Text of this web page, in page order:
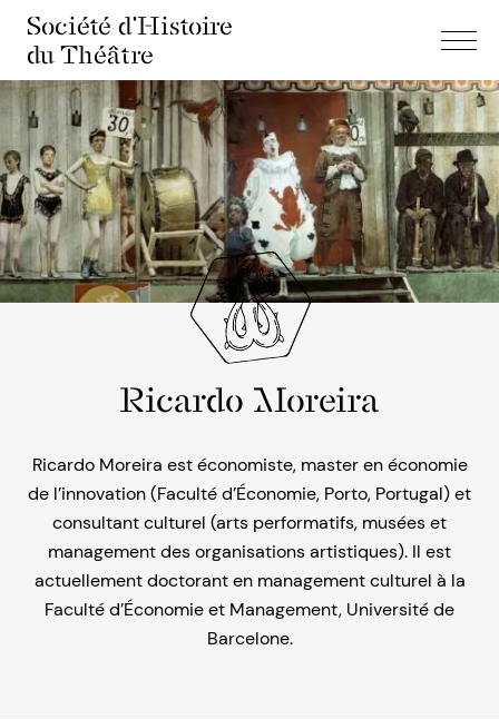
Société d'Histoire
du Théâtre
Ricardo Moreira
Ricardo Moreira est économiste, master en économie
de l’innovation (Faculté d’Économie, Porto, Portugal) et
consultant culturel (arts performatifs, musées et
management des organisations artistiques). Il est
actuellement doctorant en management culturel à la
Faculté d’Économie et Management, Université de
Barcelone.